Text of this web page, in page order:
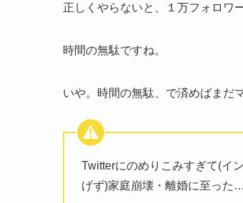
正しくやらないと、１万フォロワ
時間の無駄ですね。
いや。時間の無駄、で済めばまだ
Twitterにのめりこみすぎて(イ
げず)家庭崩壊・離婚に至った…